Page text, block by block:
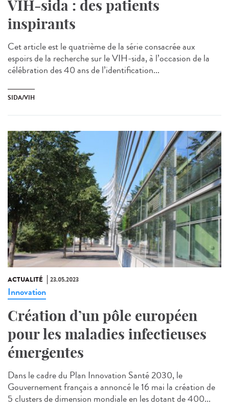
VIH-sida : des patients
inspirants
Cet article est le quatrième de la série consacrée aux
espoirs de la recherche sur le VIH-sida, à l’occasion de la
célébration des 40 ans de l’identification...
SIDA/VIH
ACTUALITÉ 23.05.2023
Innovation
Création d’un pôle européen
pour les maladies infectieuses
émergentes
Dans le cadre du Plan Innovation Santé 2030, le
Gouvernement français a annoncé le 16 mai la création de
5 clusters de dimension mondiale en les dotant de 400...